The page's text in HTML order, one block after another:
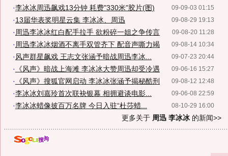
09-09-03 01:15
·李冰冰周迅飙戏13分钟 耗费"330米"胶片(图)
09-08-29 19:13
·13届华表奖明星云集 李冰冰、周迅
09-08-20 11:28
· 周迅李冰冰红白配手拉手 欲粉碎一姐之争传言
09-08-14 10:34
· 周迅李冰冰烟酒不离手双管齐下 配音声嘶力竭
09-07-23 20:44
· 风声群星飙戏 王志文张涵予暗战周迅李冰...
09-06-16 15:27
· 《风声》暗战上海滩 李冰冰大赞周迅却受冷遇
09-08-12 12:48
· 《风声》搜狐官网启动 李冰冰张涵予揭秘酷刑
09-06-08 22:59
·李冰冰刘嘉玲首次联袂银幕 相拥避谈电影...
08-10-29 16:00
·李冰冰蜡像披百万名牌 今日入驻“杜莎蜡...
更多关于 周迅 李冰冰 的新闻>>